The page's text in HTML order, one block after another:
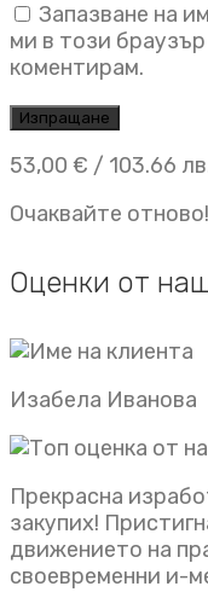
Запазване на
ми в този
коментирам.
53,00 € / 103.66
Очаквайте отново!
Оценки от
Изабела Иванова
Прекрасна
закупих!
движението на
своевременни и-